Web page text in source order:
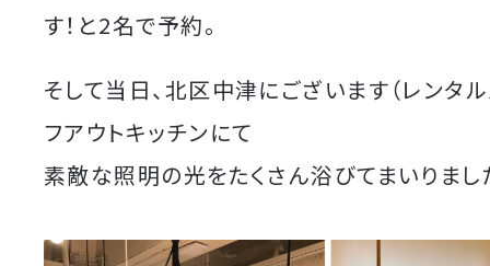
す！と2名で予約。
そして当日、北区中津にございます（レンタ
フアウトキッチンにて
素敵な照明の光をたくさん浴びてまいりまし